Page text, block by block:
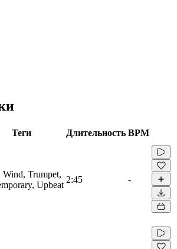
Теги Длительность BPM
Wind, Trumpet,
Upbeat
2:45 -